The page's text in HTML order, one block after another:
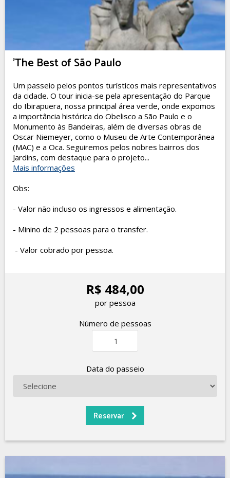
'The Best of São Paulo
Um passeio pelos pontos turísticos mais representativos
da cidade. O tour inicia-se pela apresentação do Parque
do Ibirapuera, nossa principal área verde, onde expomos
a importância histórica do Obelisco a São Paulo e o
Monumento às Bandeiras, além de diversas obras de
Oscar Niemeyer, como o Museu de Arte Contemporânea
(MAC) e a Oca. Seguiremos pelos nobres bairros dos
Jardins, com destaque para o projeto...
Mais informações
Obs:
- Valor não incluso os ingressos e alimentação.
- Minino de 2 pessoas para o transfer.
- Valor cobrado por pessoa.
R$ 484,00
por pessoa
Número de pessoas
Data do passeio